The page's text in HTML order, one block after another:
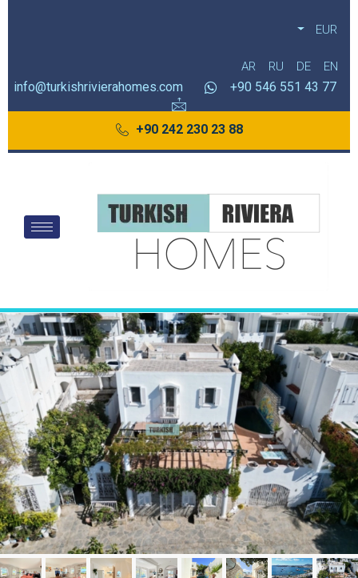
EUR
EN
DE
RU
AR
77 43 551 546 90+
info@turkishrivierahomes.com
88 23 230 242 90+